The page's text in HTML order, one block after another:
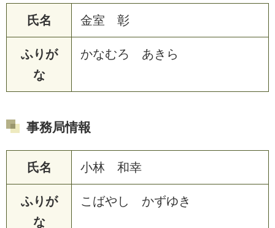
氏名 金室 彰
ふりが
な
かなむろ あきら
事務局情報
氏名 小林 和幸
ふりが
な
こばやし かずゆき